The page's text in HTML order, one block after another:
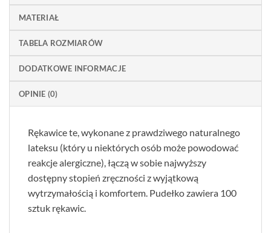
MATERIAŁ
TABELA ROZMIARÓW
DODATKOWE INFORMACJE
OPINIE (0)
Rękawice te, wykonane z prawdziwego naturalnego
lateksu (który u niektórych osób może powodować
reakcje alergiczne), łączą w sobie najwyższy
dostępny stopień zręczności z wyjątkową
wytrzymałością i komfortem. Pudełko zawiera 100
sztuk rękawic.